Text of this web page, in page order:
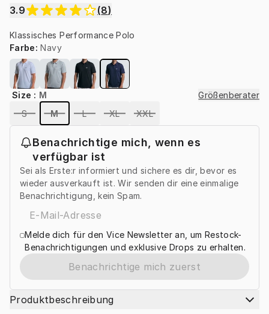
3.9 (8)
Klassisches Performance Polo
Farbe: Navy
Size : M
Größenberater
S
M L XL XXL
Benachrichtige mich, wenn es
verfügbar ist
Sei als Erste:r informiert und sichere es dir, bevor es
wieder ausverkauft ist. Wir senden dir eine einmalige
Benachrichtigung, kein Spam.
Melde dich für den Vice Newsletter an, um Restock-
Benachrichtigungen und exklusive Drops zu erhalten.
Benachrichtige mich zuerst
Produktbeschreibung